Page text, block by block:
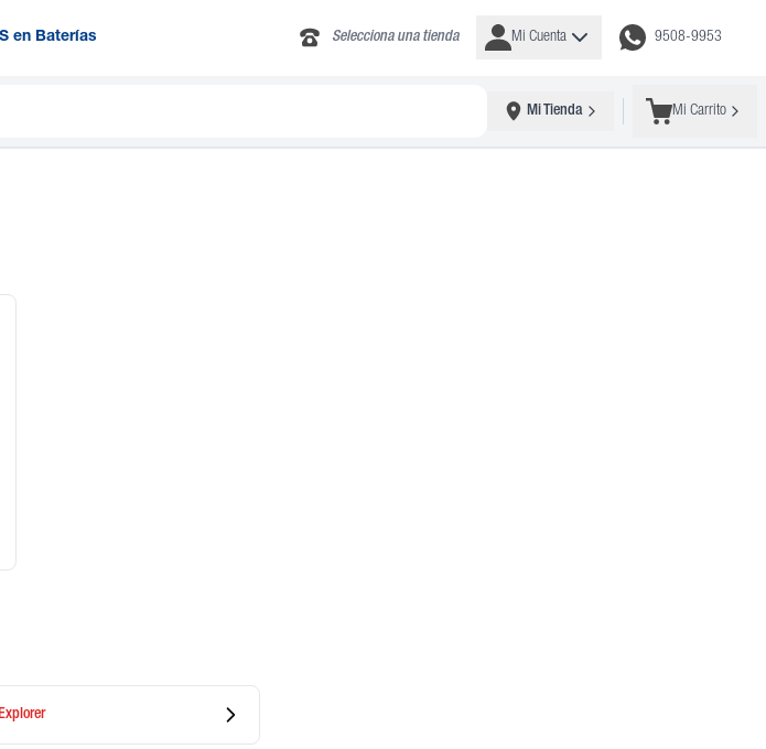
en Baterías Selecciona una tienda Mi Cuenta 9508-9953
Mi Tienda Mi Carrito
Explorer